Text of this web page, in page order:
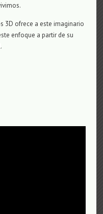
3D ofrece a este imaginario
enfoque a partir de su